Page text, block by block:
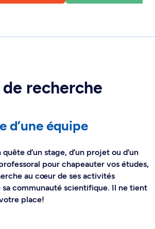
recherche
d’une équipe
d’un stage, d’un projet ou d’un
pour chapeauter vos études,
au cœur de ses activités
sa communauté scientifique. Il ne tient
place!